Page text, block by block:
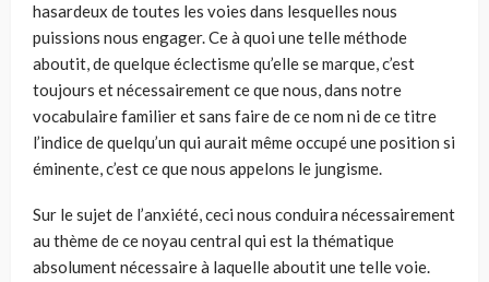
hasardeux de toutes les voies dans lesquelles nous
puissions nous engager. Ce à quoi une telle méthode
aboutit, de quelque éclectisme qu’elle se marque, c’est
toujours et nécessairement ce que nous, dans notre
vocabulaire familier et sans faire de ce nom ni de ce titre
l’indice de quelqu’un qui aurait même occupé une position si
éminente, c’est ce que nous appelons le jungisme.
Sur le sujet de l’anxiété, ceci nous conduira nécessairement
au thème de ce noyau central qui est la thématique
absolument nécessaire à laquelle aboutit une telle voie.